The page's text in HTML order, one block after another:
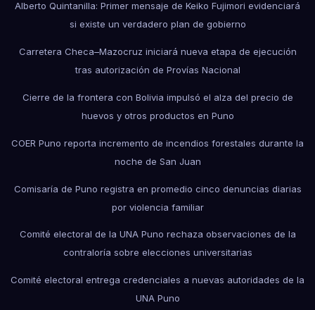
Alberto Quintanilla: Primer mensaje de Keiko Fujimori evidenciará
si existe un verdadero plan de gobierno
Carretera Checa–Mazocruz iniciará nueva etapa de ejecución
tras autorización de Provías Nacional
Cierre de la frontera con Bolivia impulsó el alza del precio de
huevos y otros productos en Puno
COER Puno reporta incremento de incendios forestales durante la
noche de San Juan
Comisaría de Puno registra en promedio cinco denuncias diarias
por violencia familiar
Comité electoral de la UNA Puno rechaza observaciones de la
contraloría sobre elecciones universitarias
Comité electoral entrega credenciales a nuevas autoridades de la
UNA Puno